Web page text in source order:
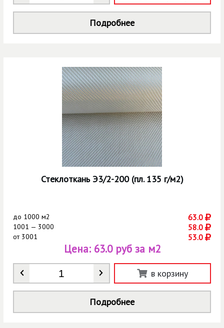
Подробнее
Стеклоткань Э3/2-200 (пл. 135 г/м2)
до 1000 м2 63.0
1001 — 3000 58.0
от3001 53.0
Количество
Цена: 63.0 руб за м2
в корзину
Подробнее